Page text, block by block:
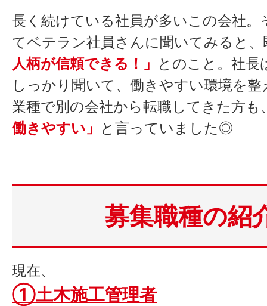
長く続けている社員が多いこの会社。
てベテラン社員さんに聞いてみると、
人柄が信頼できる！」 とのこと。社長
しっかり聞いて、働きやすい環境を
業種で別の会社から転職してきた方も
働きやすい」 と言っていました◎
募集職種の紹
現在、
①土木施工管理者